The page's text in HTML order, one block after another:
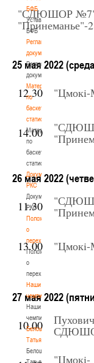
БФБ
Устав
БФБ
Регламентирующие
документы
Регламентирующие
документы
Материалы
по
баскетбольной
статистике
Материалы
по
баскетбольной
статистике
Документы
РКС
Документы
РКС
Положение
о
переходах
Положение
о
переходах
Наши
чемпионы
Наши
чемпионы
Белошапко
Татьяна
Белошапко
Татьяна
"СДЮШОР
"Принеманье"-2
25 мая 2022
12.30 "Цмокi-
14.00
26 мая 2022
11.30
13.00 "Цмокi-
27 мая 2022
10.00
"Цмокi-